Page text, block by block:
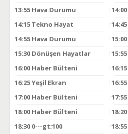
13:55 Hava Durumu 14:00
14:15 Tekno Hayat 14:45
14:55 Hava Durumu 15:00
15:30 Dönüşen Hayatlar 15:55
16:00 Haber Bülteni 16:15
16:25Yeşil Ekran 16:55
17:00 Haber Bülteni 17:55
18:00 Haber Bülteni 18:20
18:30 0---gt;100 18:55